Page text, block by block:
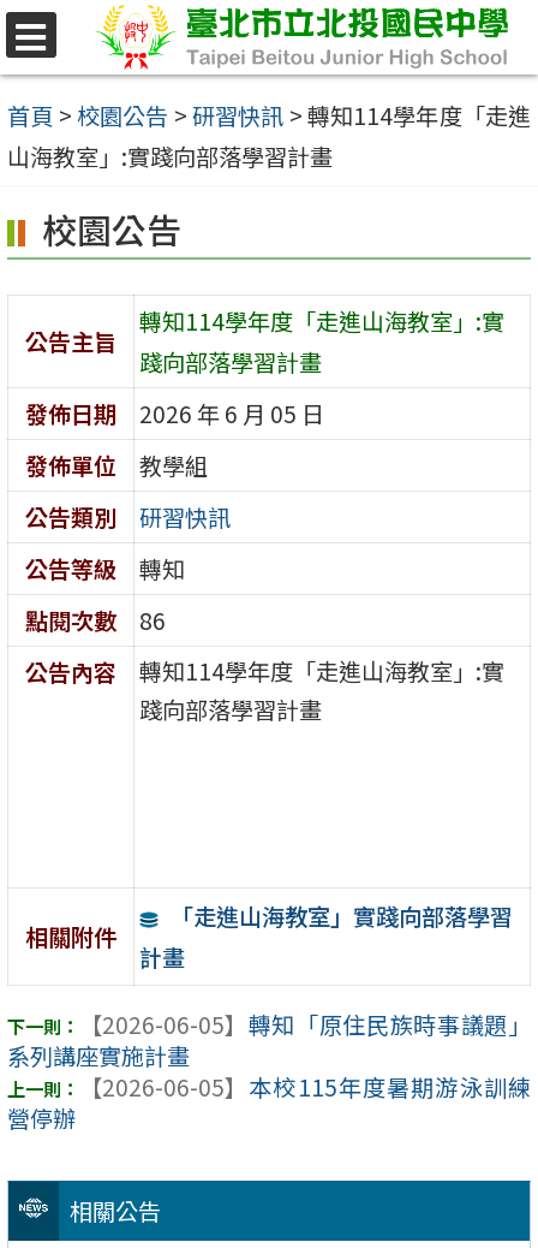
跳
至
主
要
容
區
首頁 >校園公告 >研習快訊 >轉知114學年度「走進
山海教室」:實踐向部落學習計畫
相關公告
校園公告
公告主旨
轉知114學年度「走進山海教室」:實
踐向部落學習計畫
發佈日期
2026 年 6 月 05 日
發佈單位
教學組
公告類別
研習快訊
公告等級
轉知
點閱次數
86
公告內容
轉知114學年度「走進山海教室」:實
踐向部落學習計畫
相關附件
「走進山海教室」實踐向部落學習
計畫
【2026-06-05】 轉知「原住民族時事議題」
系列講座實施計畫
【2026-06-05】 本校115年度暑期游泳訓練
營停辦
選
單